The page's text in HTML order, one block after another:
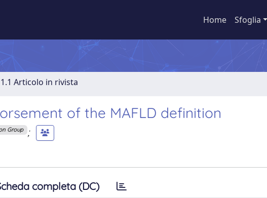
Home Sfoglia
1.1 Articolo in rivista
of the MAFLD definition
Group ;
completa (DC)